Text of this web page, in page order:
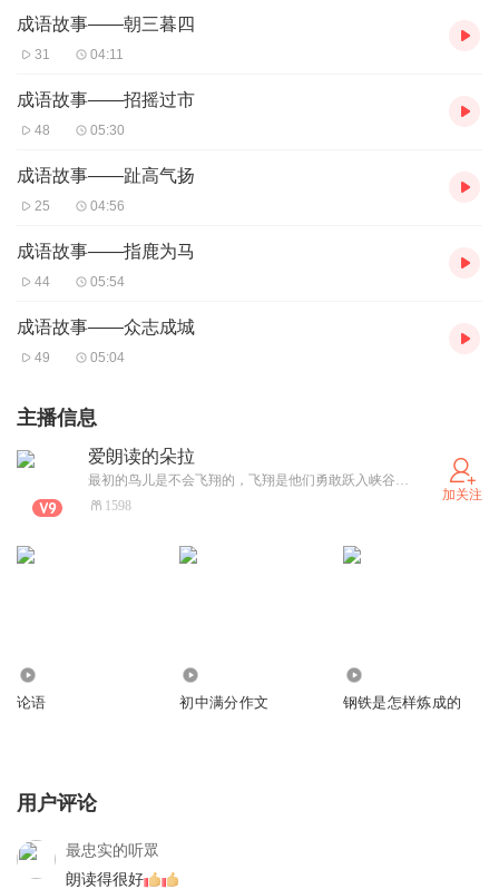
成语故事——朝三暮四
31 04:11
成语故事——招摇过市
48 05:30
成语故事——趾高气扬
25 04:56
成语故事——指鹿为马
44 05:54
成语故事——众志成城
49 05:04
主播信息
爱朗读的朵拉
最初的鸟儿是不会飞翔的，飞翔是他们勇敢跃入峡谷的奖励。 ——安柏 在黎明到来之前，必须有人稍微照亮黑暗。 ——迪卢克
1598
加关注
论语 初中满分作文 钢铁是怎样炼成的
用户评论
最忠实的听眾
朗读得很好